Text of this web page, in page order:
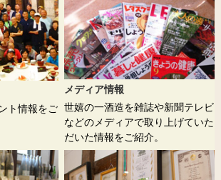
ト情報をご
メディア情報
世嬉の一酒造を雑誌や新聞テレビ
などのメディアで取り上げていた
だいた情報をご紹介。